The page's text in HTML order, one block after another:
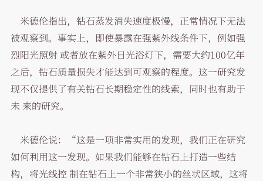
米德伦指出，钻石蒸发消失速度极慢，正常情况下无法
被观察到。事实上，即使暴露在强紫外线条件下，例如强
烈阳光照射 或者放在紫外日光浴灯下，需要大约100亿年
之后，钻石质量损失才能达到可观察的程度。这一研究发
现不仅提供了有关钻石长期稳定性的线索，同时也有助于
未 来的研究。
米德伦说：“这是一项非常实用的发现，我们正在研究
如何利用这一发现。如果我们能够在钻石上打造一些结
构，将光线控 制在钻石上一个非常狭小的丝状区域，这将